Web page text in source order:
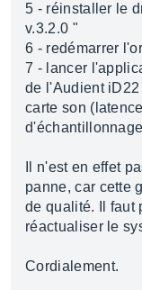
5 - réinstaller le
v.3.2.0 "
6 - redémarrer
7 - lancer
de l'Audient
carte son
Il n'est en effet
panne, car cette
de qualité. Il faut
réactualiser le
Cordialement.